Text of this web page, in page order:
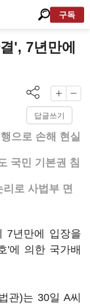
구독
', 7년만에
답글쓰기
으로 손해 현실
국민 기본권 침
로 사법부 면
7년만에 입장을
'에 의한 국가배
관)는 30일 A씨